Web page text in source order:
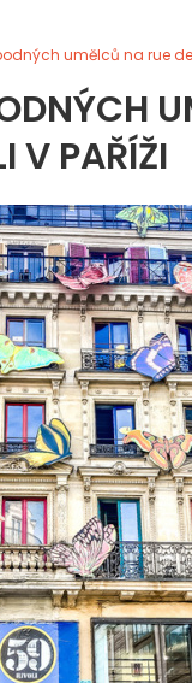
umělců na rue de
V PAŘÍŽI